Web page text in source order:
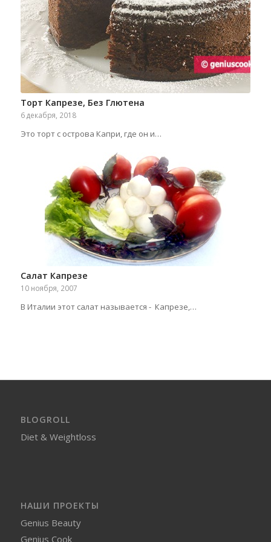
Торт Капрезе, Без Глютена
6 декабря, 2018
Это торт с острова Капри, где он и…
Салат Капрезе
10 ноября, 2007
В Италии этот салат называется - Капрезе,…
BLOGROLL
Diet & Weightloss
НАШИ ПРОЕКТЫ
Genius Beauty
Genius Cook